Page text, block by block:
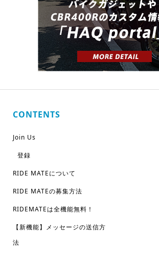
CONTENTS
Join Us
登録
RIDE MATEについて
RIDE MATEの募集方法
RIDEMATEは全機能無料！
【新機能】メッセージの送信方
法